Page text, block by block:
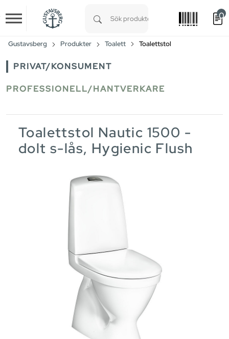
Skip to main content
0
Gustavsberg Produkter Toalett Toalettstol
PRIVAT/KONSUMENT
PROFESSIONELL/HANTVERKARE
Toalettstol Nautic 1500 -
dolt s-lås, Hygienic Flush